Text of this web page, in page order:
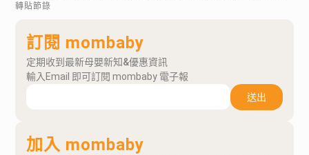
轉貼節錄
訂閱 mombaby
定期收到最新母嬰新知&優惠資訊
輸入Email 即可訂閱 mombaby 電子報
送出
加入 mombaby